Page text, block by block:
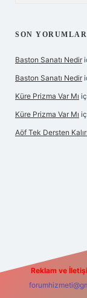
SON YORUMLAR
Baston Sanatı Nedir
Baston Sanatı Nedir
Küre Prizma Var Mı
Küre Prizma Var Mı
Aöf Tek Dersten
Reklam ve